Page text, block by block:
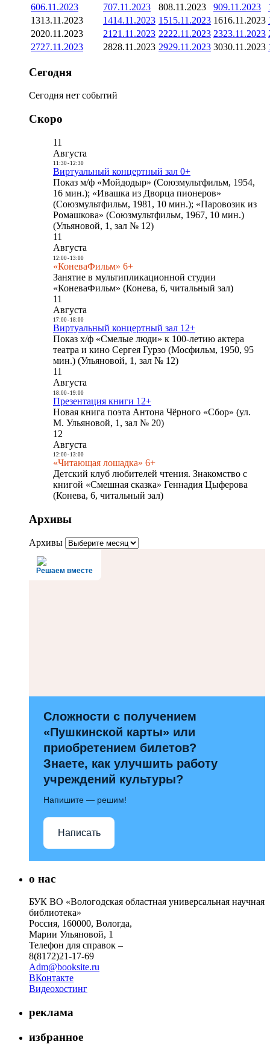
606.11.2023 707.11.2023 808.11.2023 909.11.2023
1313.11.2023 1414.11.2023 1515.11.2023 1616.11.2023
2020.11.2023 21 21.11.2023 2222.11.2023 2323.11.2023
2727.11.2023 2828.11.2023 2929.11.2023 3030.11.2023
Сегодня
Сегодня нет событий
Скоро
11
Августа
11:30- 12:30
Виртуальный концертный зал 0+
Показ м/ф «Мойдодыр» (Союзмультфильм, 1954,
16 мин.); «Ивашка из Дворца пионеров»
(Союзмультфильм, 1981, 10 мин.); «Паровозик из
Ромашкова» (Союзмультфильм, 1967, 10 мин.)
(Ульяновой, 1, зал № 12)
11
Августа
12:00- 13:00
«КоневаФильм» 6+
Занятие в мультипликационной студии
«КоневаФильм» (Конева, 6, читальный зал)
11
Августа
17:00- 18:00
Виртуальный концертный зал 12+
Показ х/ф «Смелые люди» к 100-летию актера
театра и кино Сергея Гурзо (Мосфильм, 1950, 95
мин.) (Ульяновой, 1, зал № 12)
11
Августа
18:00- 19:00
Презентация книги 12+
Новая книга поэта Антона Чёрного «Сбор» (ул.
М. Ульяновой, 1, зал № 20)
12
Августа
12:00- 13:00
«Читающая лошадка» 6+
Детский клуб любителей чтения. Знакомство с
книгой «Смешная сказка» Геннадия Цыферова
(Конева, 6, читальный зал)
Архивы
Архивы
Решаем вместе
Сложности с получением
«Пушкинской карты» или
приобретением билетов?
Знаете, как улучшить работу
учреждений культуры?
Напишите — решим!
Написать
о нас
БУК ВО «Вологодская областная универсальная научная
библиотека»
Россия, 160000, Вологда,
Марии Ульяновой, 1
Телефон для справок –
8(8172)21-17-69
Adm@booksite.ru
ВКонтакте
Видеохостинг
реклама
избранное